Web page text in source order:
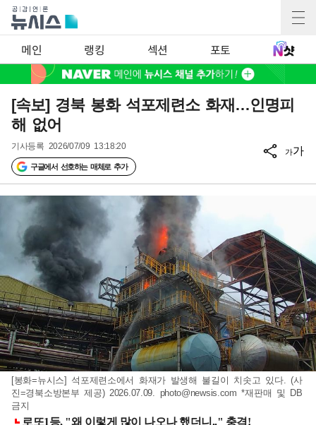
메인 랭킹 섹션 포토
[속보] 경북 봉화 석포제련소 화재…인명피
해 없어
기사등록 2026/07/09 13:18:20
구글에서 선호하는 매체로 추가
가가
[봉화=뉴시스] 석포제련소에서 화재가 발생해 불길이 치솟고 있다. (사
진=경북소방본부 제공) 2026.07.09. photo@newsis.com *재판매 및 DB
금지